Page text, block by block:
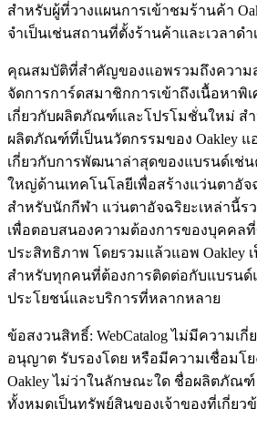
สำหรับผู้ที่วางแผนการเข้าชมร้านค้า
จำเป็นเช่นสถานที่ตั้งร้านค้าและเวลาดำ
คุณสมบัติที่สำคัญของแอพรวมถึงความ
จัดการการ์ดสมาชิกการเข้าถึงเนื้อหาพิ
เกี่ยวกับผลิตภัณฑ์และโปรโมชั่นใหม่ ส
ผลิตภัณฑ์ที่เป็นนวัตกรรมของ Oakley แ
เกี่ยวกับการพัฒนาล่าสุดของแบรนด์เช่
ใหญ่ด้านเทคโนโลยีเพื่อสร้างแว่นตาอั
สำหรับนักกีฬา แว่นตาอัจฉริยะเหล่านี้ร
เพื่อตอบสนองความต้องการของบุคคล
ประสิทธิภาพ โดยรวมแล้วแอพ Oakley
สำหรับทุกคนที่ต้องการติดต่อกับแบรนด์
ประโยชน์และบริการที่หลากหลาย
ข้อสงวนสิทธิ์: WebCatalog ไม่มีความเกี่
อนุญาต รับรองโดย หรือมีความเชื่อมโย
Oakley ไม่ว่าในลักษณะใด ชื่อผลิตภัณ
ทั้งหมดเป็นทรัพย์สินของเจ้าของที่เกี่ยว